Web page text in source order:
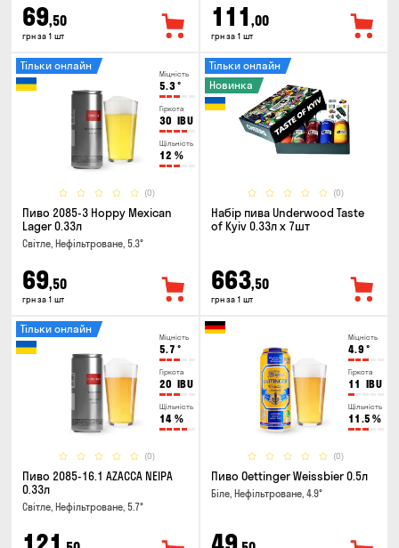
69,50
грн за 1 шт
111 ,00
грн за 1 шт
Міцність
5.3°
Гіркота
30 IBU
Щільність
12 %
(0)
Тільки онлайн
Пиво 2085-3 Hoppy Mexican
Lager 0.33л
Світле, Нефільтроване, 5.3°
69,50
грн за 1 шт
(0)
Тільки онлайн
Новинка
Набір пива Underwood Taste
of Kyiv 0.33л x 7шт
663,50
грн за 1 шт
Міцність
5.7 °
Гіркота
20 IBU
Щільність
14 %
(0)
Тільки онлайн
Пиво 2085-16.1 AZACCA NEIPA
0.33л
Світле, Нефільтроване, 5.7°
Міцність
4.9 °
Гіркота
11 IBU
Щільність
11.5 %
(0)
Пиво Oettinger Weissbier 0.5л
Біле, Нефільтроване, 4.9°